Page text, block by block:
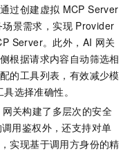
过创建虚拟 MCP Server
景需求，实现 Provider
Server。此外，AI 网关
根据请求内容自动筛选相
的工具列表，有效减少模
选择准确性。
网关构建了多层次的安全
用鉴权外，还支持对单
实现基于调用方身份的精